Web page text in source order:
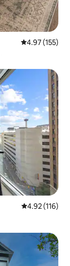
Calificación
4.97 (155)
Calificación
4.92 (116)